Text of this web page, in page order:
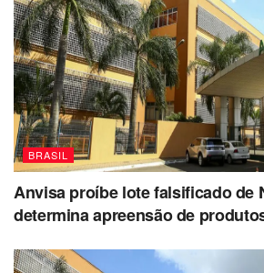
BRASIL
Anvisa proíbe lote falsificado de
determina apreensão de